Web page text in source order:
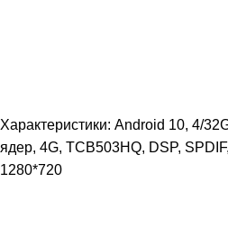
Характеристики: Android 10, 4/
ядер, 4G, TCB503HQ, DSP,
1280*720